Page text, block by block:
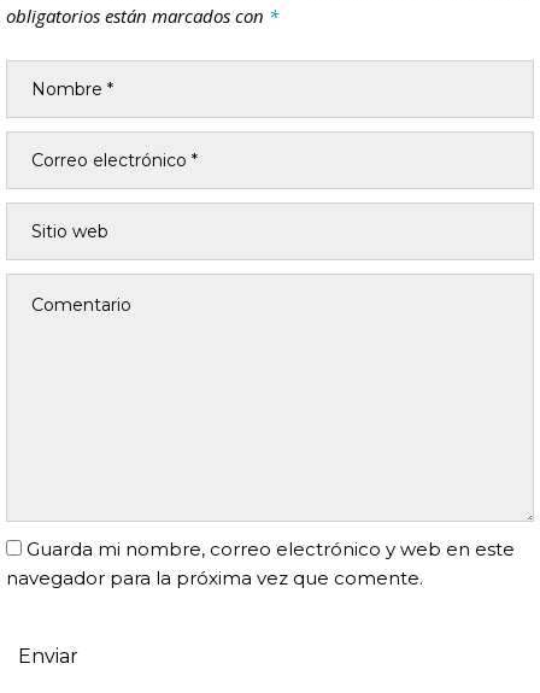
obligatorios están marcados con *
Guarda mi nombre, correo electrónico y web en este
navegador para la próxima vez que comente.